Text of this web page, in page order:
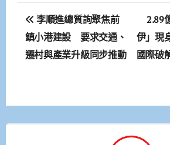
文
章
導
李順進總質詢聚焦前
鎮小港建設 要求交通、
遷村與產業升級同步推動
2.89
伊」現
國際破